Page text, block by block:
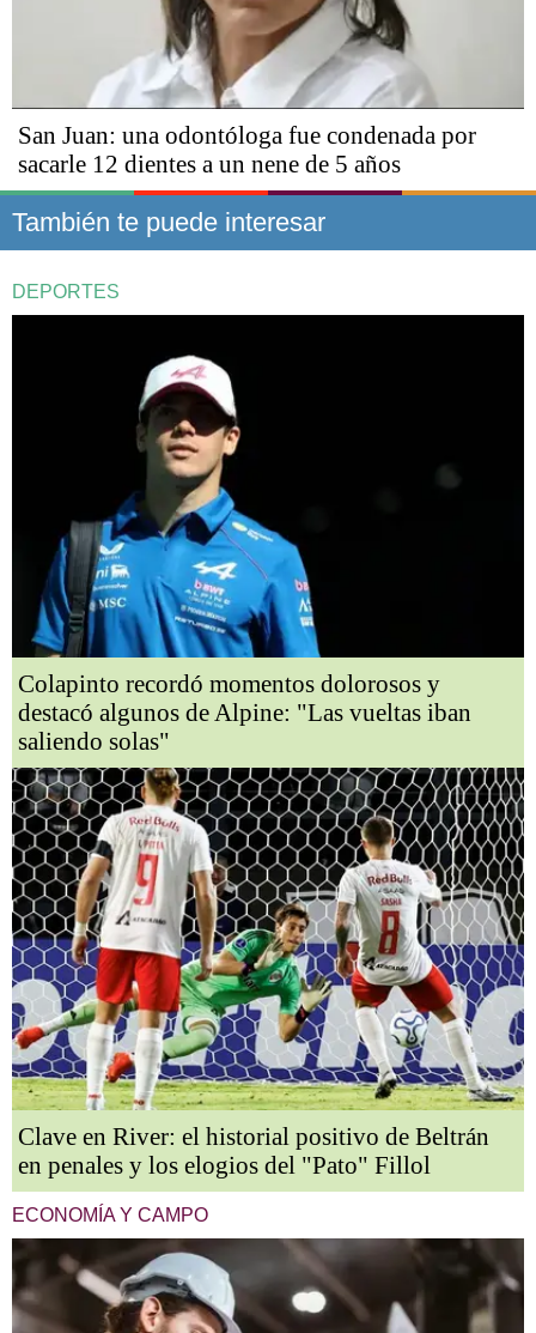
San Juan: una odontóloga fue condenada por
sacarle 12 dientes a un nene de 5 años
También te puede interesar
DEPORTES
Colapinto recordó momentos dolorosos y
destacó algunos de Alpine: "Las vueltas iban
saliendo solas"
Clave en River: el historial positivo de Beltrán
en penales y los elogios del "Pato" Fillol
ECONOMÍA Y CAMPO